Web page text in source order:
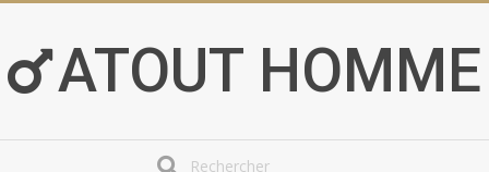
content ATOUT HOMME